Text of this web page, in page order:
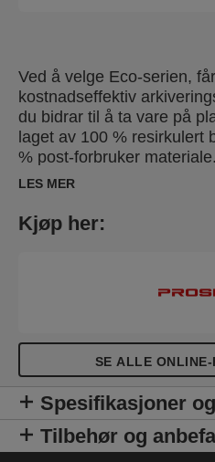
Ved å velge Eco-serien,
kostnadseffektiv
du bidrar til å ta vare på
laget av 100 % resirkulert
% post-forbruker
resirkulerbar og FSC®
LES MER
Kjøp her:
SE ALLE
Spesifikasjoner
Tilbehør og